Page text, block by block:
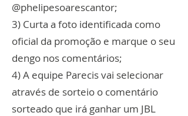
@phelipesoarescantor;
3) Curta a foto identificada como
oficial da promoção e marque o seu
dengo nos comentários;
4) A equipe Parecis vai selecionar
através de sorteio o comentário
sorteado que irá ganhar um JBL